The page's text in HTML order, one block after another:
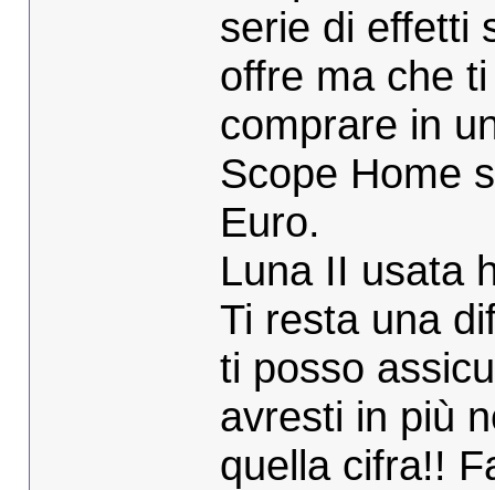
serie di effetti
offre ma che
comprare in
Scope Home
Euro.
Luna II usata
Ti resta una
ti posso
avresti in più
quella cifra!!